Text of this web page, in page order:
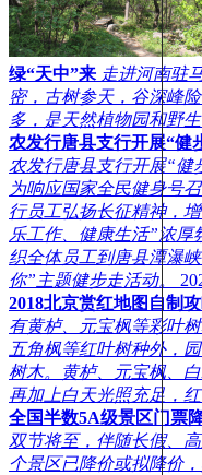
绿“天中”来 走进河南驻
密，古树参天，谷深峰
多，是天然植物园和野
农发行唐县支行开展“健
农发行唐县支行开展“健
为响应国家全民健身号
行员工弘扬长征精神，
乐工作、健康生活”浓厚
织全体员工到唐县潭瀑
你”主题健步走活动。
2018北京赏红地图自制
有黄栌、元宝枫等彩叶
五角枫等红叶树种外，
树木。黄栌、元宝枫、
再加上白天光照充足，红
全国半数5A级景区门票
双节将至，伴随长假、
个景区已降价或拟降价